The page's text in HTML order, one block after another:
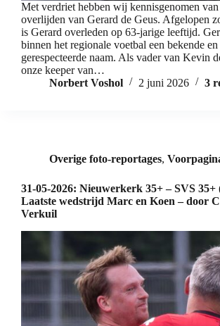
Met verdriet hebben wij kennisgenomen
overlijden van Gerard de Geus. Afgelopen
is Gerard overleden op 63-jarige leeftijd.
binnen het regionale voetbal een bekende en
gerespecteerde naam. Als vader van Kevin
onze keeper van…
Norbert Voshol
2 juni 2026 3
Overige foto-reportages,
31-05-2026: Nieuwerkerk 35+ – SVS 35+
Laatste wedstrijd Marc en Koen – door
Verkuil